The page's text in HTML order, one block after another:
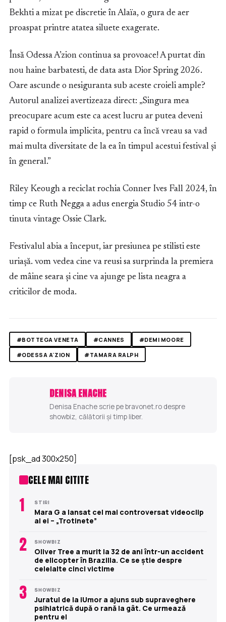
Bekhti a mizat pe discretie în Alaïa, o gura de aer
proaspat printre atatea siluete exagerate.
Însă Odessa A’zion continua sa provoace! A purtat din
nou haine barbatesti, de data asta Dior Spring 2026.
Oare ascunde o nesiguranta sub aceste croieli ample?
Autorul analizei avertizeaza direct: „Singura mea
preocupare acum este ca acest lucru ar putea deveni
rapid o formula implicita, pentru ca încă vreau sa vad
mai multa diversitate de la ea în timpul acestui festival și
în general.”
Riley Keough a reciclat rochia Conner Ives Fall 2024, în
timp ce Ruth Negga a adus energia Studio 54 intr-o
tinuta vintage Ossie Clark.
Festivalul abia a început, iar presiunea pe stilisti este
uriașă. vom vedea cine va reusi sa surprinda la premiera
de mâine seara și cine va ajunge pe lista neagra a
criticilor de moda.
#BOTTEGA VENETA #CANNES
#DEMI MOORE
#ODESSA A'ZION
#TAMARA RALPH
DENISA ENACHE
Denisa Enache scrie pe bravonet.ro despre
showbiz, călătorii și timp liber.
[psk_ad 300x250]
CELE MAI CITITE
1 STIRI
Mara G a lansat cel mai controversat videoclip
al ei – „Trotinete”
2 SHOWBIZ
Oliver Tree a murit la 32 de ani într-un accident
de elicopter în Brazilia. Ce se știe despre
celelalte cinci victime
3 SHOWBIZ
Juratul de la iUmor a ajuns sub supraveghere
psihiatrică după o rană la gât. Ce urmează
pentru el